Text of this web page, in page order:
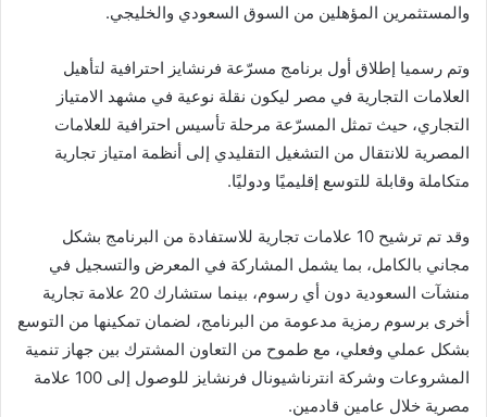
والمستثمرين المؤهلين من السوق السعودي والخليجي.
وتم رسميا إطلاق أول برنامج مسرّعة فرنشايز احترافية لتأهيل
العلامات التجارية في مصر ليكون نقلة نوعية في مشهد الامتياز
التجاري، حيث تمثل المسرّعة مرحلة تأسيس احترافية للعلامات
المصرية للانتقال من التشغيل التقليدي إلى أنظمة امتياز تجارية
متكاملة وقابلة للتوسع إقليميًا ودوليًا.
وقد تم ترشيح 10 علامات تجارية للاستفادة من البرنامج بشكل
مجاني بالكامل، بما يشمل المشاركة في المعرض والتسجيل في
منشآت السعودية دون أي رسوم، بينما ستشارك 20 علامة تجارية
أخرى برسوم رمزية مدعومة من البرنامج، لضمان تمكينها من التوسع
بشكل عملي وفعلي، مع طموح من التعاون المشترك بين جهاز تنمية
المشروعات وشركة انترناشيونال فرنشايز للوصول إلى 100 علامة
مصرية خلال عامين قادمين.